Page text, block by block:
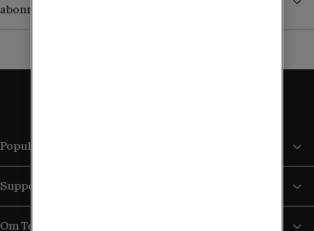
abonnemang?
Populära sidor
Support
Om Tele2